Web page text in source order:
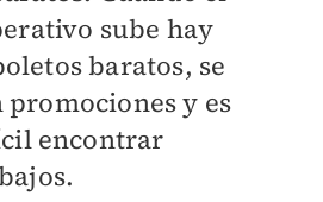
sube hay
baratos, se
promociones y es
encontrar